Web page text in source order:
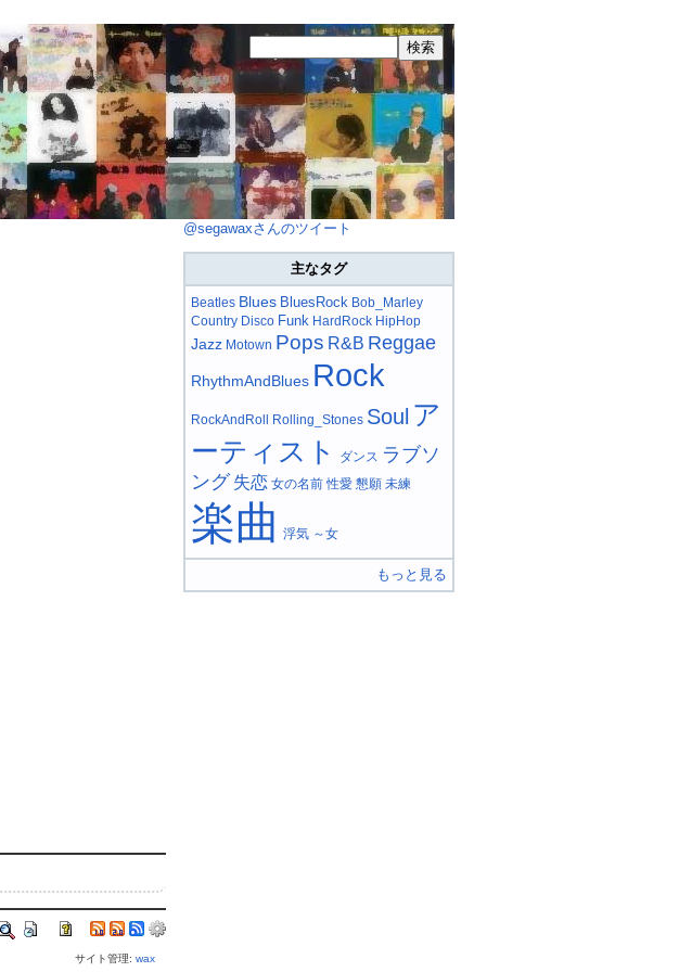
サイト管理: wax
@segawaxさんのツイート
主なタグ
Beatles Blues BluesRock Bob_Marley
Country Disco Funk HardRock HipHop
Jazz Motown Pops R&B Reggae
RhythmAndBlues Rock
RockAndRoll Rolling_Stones Soul ア
ーティスト
ダンス ラブソ
ング 失恋 女の名前 性愛 懇願 未練
楽曲 浮気 ～女
もっと見る